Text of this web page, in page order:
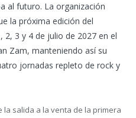
al futuro. La organización
la próxima edición del
2, 3 y 4 de julio de 2027 en el
Zam, manteniendo así su
jornadas repleto de rock y
la salida a la venta de la primera